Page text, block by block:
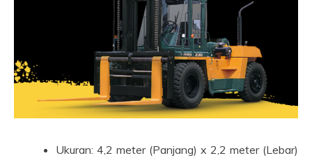
Ukuran: 4,2 meter (Panjang) x 2,2 meter (Lebar)